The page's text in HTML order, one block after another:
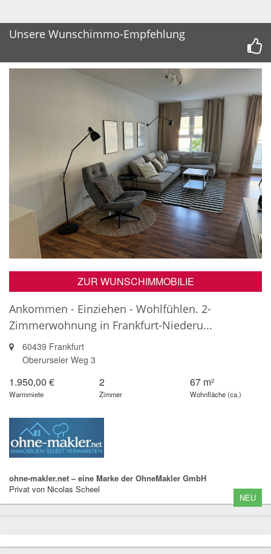
Unsere Wunschimmo-Empfehlung
ZUR WUNSCHIMMOBILIE
Ankommen - Einziehen - Wohlfühlen. 2-
Zimmerwohnung in Frankfurt-Niederu...
60439 Frankfurt
Oberurseler Weg 3
1.950,00 €
Warmmiete
2
Zimmer
67 m²
Wohnfläche (ca.)
ohne-makler.net – eine Marke der OhneMakler GmbH
Privat von Nicolas Scheel
NEU